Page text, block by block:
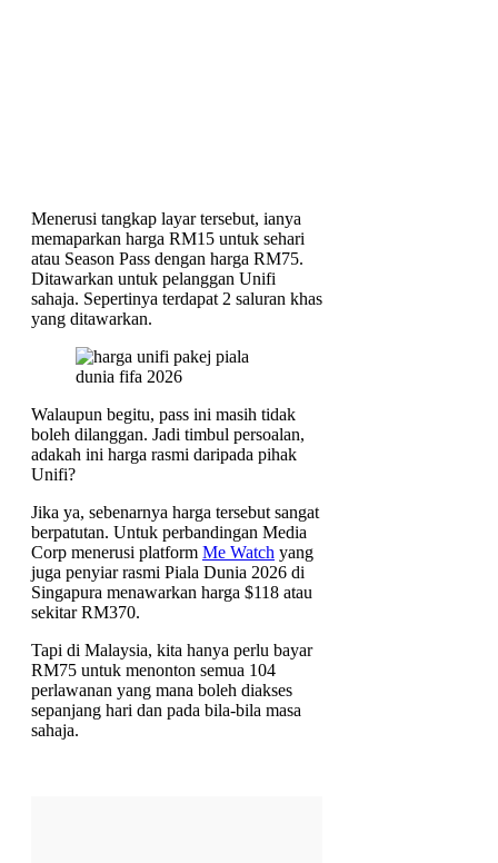
Menerusi tangkap layar tersebut, ianya
memaparkan harga RM15 untuk sehari
atau Season Pass dengan harga RM75.
Ditawarkan untuk pelanggan Unifi
sahaja. Sepertinya terdapat 2 saluran khas
yang ditawarkan.
Walaupun begitu, pass ini masih tidak
boleh dilanggan. Jadi timbul persoalan,
adakah ini harga rasmi daripada pihak
Unifi?
Jika ya, sebenarnya harga tersebut sangat
berpatutan. Untuk perbandingan Media
Corp menerusi platform Me Watch yang
juga penyiar rasmi Piala Dunia 2026 di
Singapura menawarkan harga $118 atau
sekitar RM370.
Tapi di Malaysia, kita hanya perlu bayar
RM75 untuk menonton semua 104
perlawanan yang mana boleh diakses
sepanjang hari dan pada bila-bila masa
sahaja.